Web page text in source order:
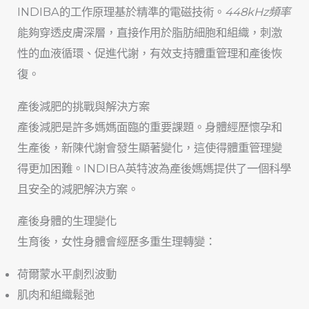
INDIBA的工作原理基於精準的電磁技術。 448kHz頻率
能夠穿透皮膚深層，直接作用於脂肪細胞和組織，刺激
性的血液循環、促進代謝，有效支持體重管理和產後恢
復。
產後減肥的挑戰與解決方案
產後減肥是許多媽媽面臨的重要課題。身體經歷懷孕和
生產後，新陳代謝會發生顯著變化，這使得體重管理變
得更加困難。INDIBA英特波為產後媽媽提供了一個科學
且安全的減肥解決方案。
產後身體的生理變化
生育後，女性身體會經歷多重生理轉變：
荷爾蒙水平劇烈波動
肌肉和組織鬆弛